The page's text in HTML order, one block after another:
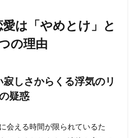
は「やめとけ」と
の理由
しさからくる浮気のリ
疑惑
会える時間が限られているた